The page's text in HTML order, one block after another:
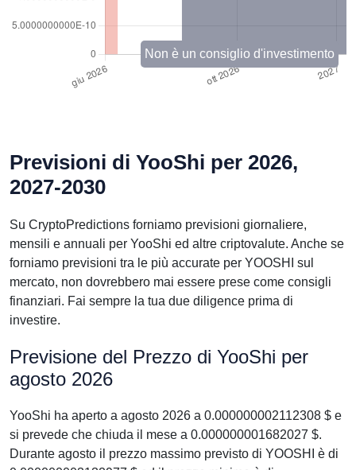
Non è un consiglio d'investimento
Previsioni di YooShi per 2026,
2027-2030
Su CryptoPredictions forniamo previsioni giornaliere,
mensili e annuali per YooShi ed altre criptovalute. Anche se
forniamo previsioni tra le più accurate per YOOSHI sul
mercato, non dovrebbero mai essere prese come consigli
finanziari. Fai sempre la tua due diligence prima di
investire.
Previsione del Prezzo di YooShi per
agosto 2026
YooShi ha aperto a agosto 2026 a 0.000000002112308 $ e
si prevede che chiuda il mese a 0.000000001682027 $.
Durante agosto il prezzo massimo previsto di YOOSHI è di